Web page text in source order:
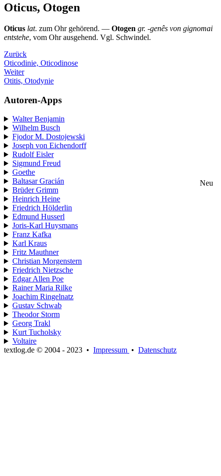
Oticus, Otogen
Oticus lat. zum Ohr gehörend. — Otogen gr. -genês von gignomai
entstehe, vom Ohr ausgehend. Vgl. Schwindel.
Zurück
Oticodinie, Oticodinose
Weiter
Otitis, Otodynie
Autoren-Apps
Walter Benjamin
Wilhelm Busch
Fjodor M. Dostojewski
Joseph von Eichendorff
Rudolf Eisler
Sigmund Freud
Goethe
Baltasar Gracián
Neu
Brüder Grimm
Heinrich Heine
Friedrich Hölderlin
Edmund Husserl
Joris-Karl Huysmans
Franz Kafka
Karl Kraus
Fritz Mauthner
Christian Morgenstern
Friedrich Nietzsche
Edgar Allen Poe
Rainer Maria Rilke
Joachim Ringelnatz
Gustav Schwab
Theodor Storm
Georg Trakl
Kurt Tucholsky
Voltaire
textlog.de © 2004 - 2023 • Impressum • Datenschutz